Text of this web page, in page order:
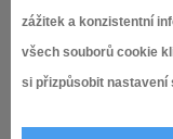
zážitek a konzistentní
všech souborů cookie
si přizpůsobit nastavení